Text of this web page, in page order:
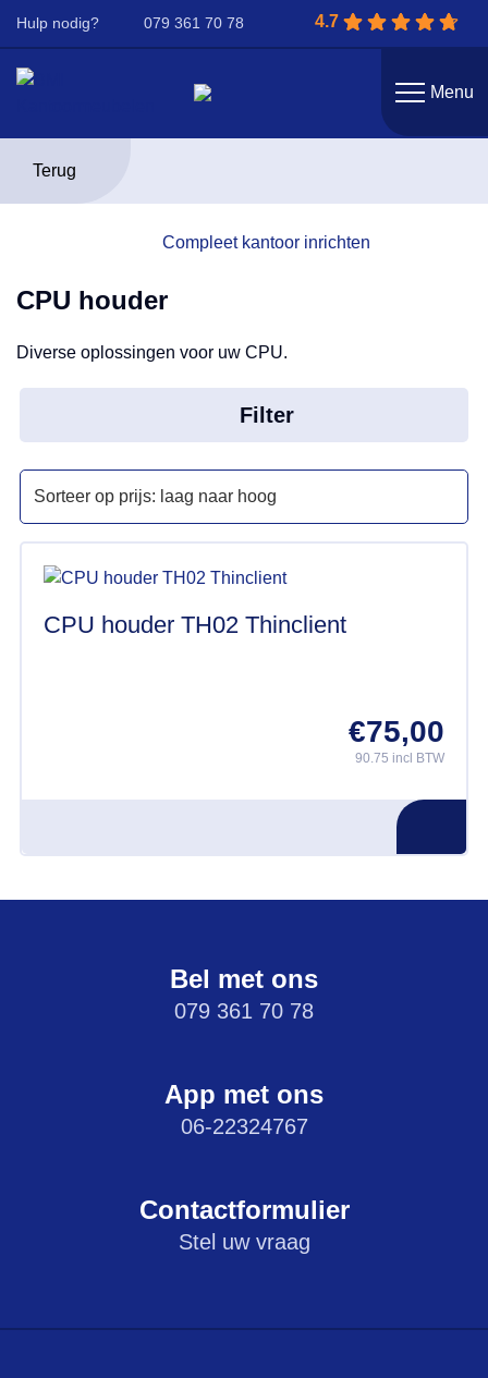
Hulp nodig? 079 361 70 78 4.7
Menu
Terug
Compleet kantoor inrichten
CPU houder
Diverse oplossingen voor uw CPU.
Filter
CPU houder TH02 Thinclient
€75,00
90.75 incl BTW
Bel met ons
079 361 70 78
App met ons
06-22324767
Contactformulier
Stel uw vraag